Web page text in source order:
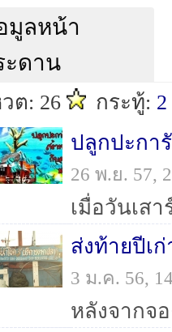
มูลหน้า
ะดาน
ต: 26 กระทู้: 2
ปลูกปะกา
26 พ.ย. 57,
3 ม.ค. 56,